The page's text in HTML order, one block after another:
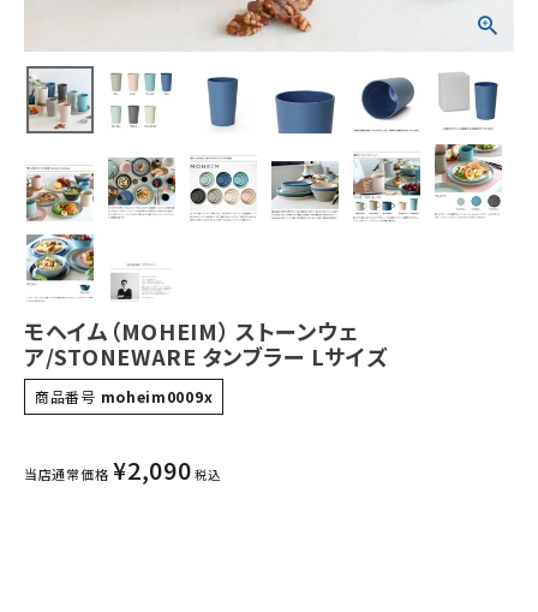
モヘイム（MOHEIM） ストーンウェ
ア/STONEWARE タンブラー Lサイズ
商品番号 moheim0009x
当店通常価格 ¥2,090 税込